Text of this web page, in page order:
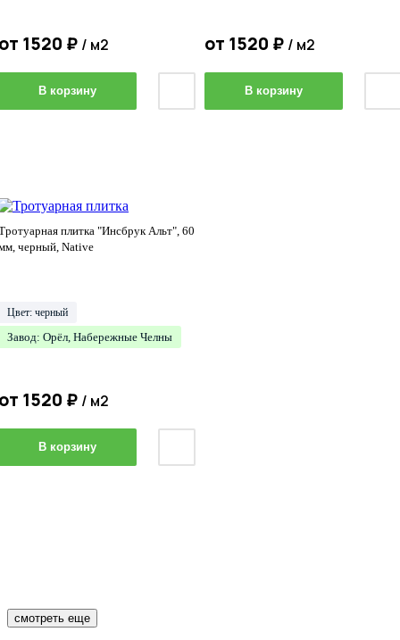
1520 ₽ / м2
В корзину
от 1520 ₽ / м2
В корзину
плитка "Инсбрук Альт", 60
черный, Native
Цвет: черный
Завод: Орёл, Набережные Челны
1520 ₽ / м2
В корзину
смотреть еще